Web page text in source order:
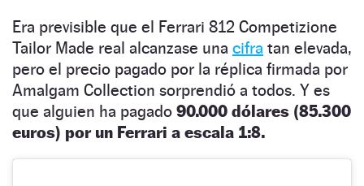
Era previsible que el Ferrari 812 Competizione
Tailor Made real alcanzase una cifra tan elevada,
pero el precio pagado por la réplica firmada por
Amalgam Collection sorprendió a todos. Y es
que alguien ha pagado 90.000 dólares (85.300
euros) por un Ferrari a escala 1:8.